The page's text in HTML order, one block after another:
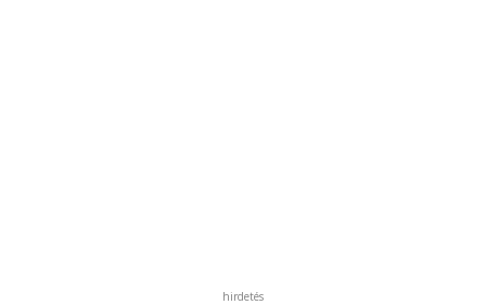
hirdetés